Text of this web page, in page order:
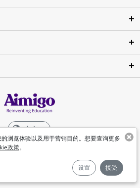
浏览体验以及用于营销目的。想要查询更多
政策。
设置 接受
中文
©Aimigo 2026